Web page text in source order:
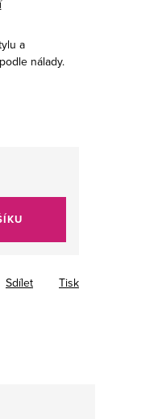
a
nálady.
Tisk
Sdílet